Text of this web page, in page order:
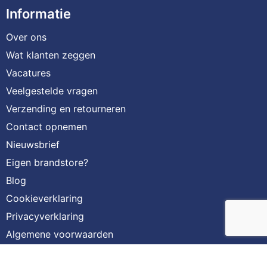
Informatie
Over ons
Wat klanten zeggen
Vacatures
Veelgestelde vragen
Verzending en retourneren
Contact opnemen
Nieuwsbrief
Eigen brandstore?
Blog
Cookieverklaring
Privacyverklaring
Algemene voorwaarden